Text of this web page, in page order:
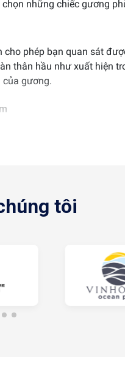
những chiếc gương
phép bạn quan sát
thân hầu như xuất hiện
gương.
gót, làm tóc… bạn chắc
toàn thân
có hiệu ứng góc nhìn
giúp hack dáng hiệu
nước… Bên cạnh
tôi